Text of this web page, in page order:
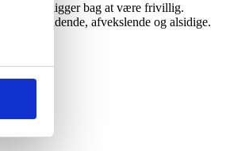
der ofte ligger bag at være frivillig.
spændende, afvekslende og alsidige.